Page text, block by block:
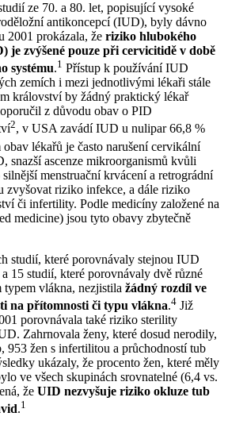
ze 70. a 80. let, popisující vysoké
antikoncepcí (IUD), byly dávno
2001 prokázala, že riziko hlubokého
je zvýšené pouze při cervicitidě v době
systému.1 Přístup k používání IUD
zemích i mezi jednotlivými lékaři stále
království by žádný praktický lékař
z důvodu obav o PID
2, v USA zavádí IUD u nulipar 66,8 %
lékařů je často narušení cervikální
snazší ascenze mikroorganismů kvůli
menstruační krvácení a retrográdní
zvyšovat riziko infekce, a dále riziko
či infertility. Podle medicíny založené na
medicine) jsou tyto obavy zbytečně
studií, které porovnávaly stejnou IUD
15 studií, které porovnávaly dvě různé
vlákna, nezjistila žádný rozdíl ve
na přítomnosti či typu vlákna.4 Již
porovnávala také riziko sterility
Zahrnovala ženy, které dosud nerodily,
953 žen s infertilitou a průchodností tub
ukázaly, že procento žen, které měly
ve všech skupinách srovnatelné (6,4 vs.
že UID nezvyšuje riziko okluze tub
.1